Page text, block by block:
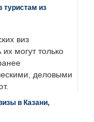
туристам из
виз
могут только
деловыми
в Казани,